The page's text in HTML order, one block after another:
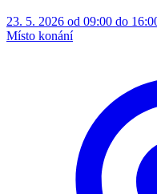
23. 5. 2026 od 09:00 do
Místo konání